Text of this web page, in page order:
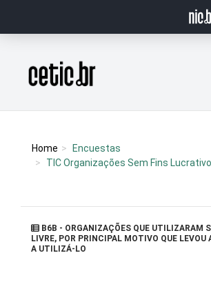
Página inicial
Home
Encuestas
TIC Organizações Sem Fins
B6B - ORGANIZAÇÕES QUE UTILIZARAM
LIVRE, POR PRINCIPAL MOTIVO QUE LEVOU
A UTILIZÁ-LO